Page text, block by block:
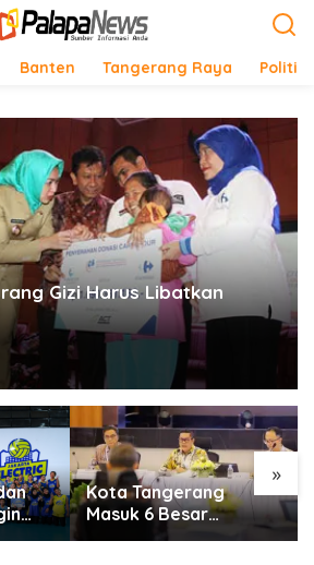
Banten Tangerang Raya Politik
Gizi Harus Libatkan
»
SMARTFREN Luncurkan
Unlimited 5G Tanpa